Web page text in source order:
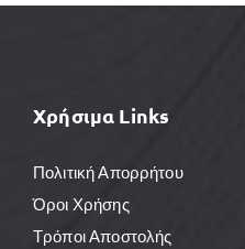
Χρήσιμα Links
Πολιτική Απορρήτου
Όροι Χρήσης
Τρόποι Αποστολής